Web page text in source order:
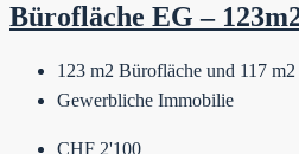
Bürofläche EG –
123 m2 Bürofläche und 117
Gewerbliche Immobilie
CHF 2'100